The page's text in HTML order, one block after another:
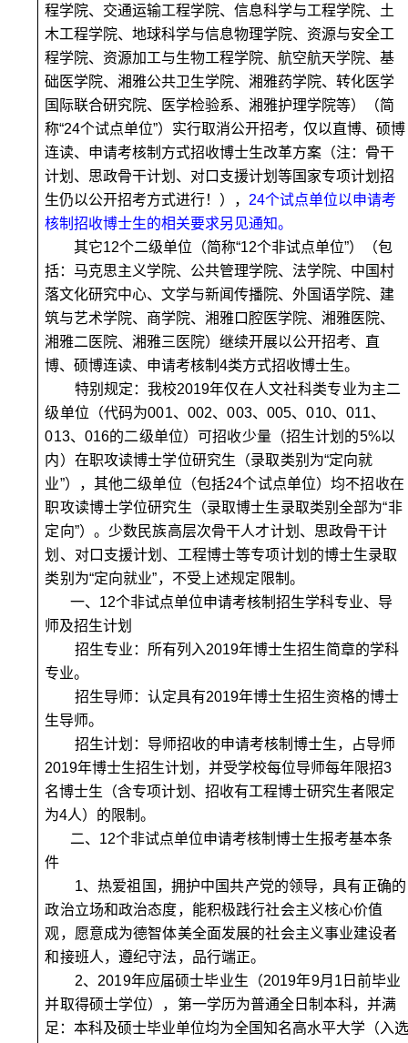
程学院、交通运输工程学院、信息科学与工程学院、土
木工程学院、地球科学与信息物理学院、资源与安全工
程学院、资源加工与生物工程学院、航空航天学院、基
础医学院、湘雅公共卫生学院、湘雅药学院、转化医学
国际联合研究院、医学检验系、湘雅护理学院等）（简
称“24个试点单位”）实行取消公开招考，仅以直博、硕博
连读、申请考核制方式招收博士生改革方案（注：骨干
计划、思政骨干计划、对口支援计划等国家专项计划招
生仍以公开招考方式进行！）， 24个试点单位以申请考
核制招收博士生的相关要求另见通知。
其它12个二级单位（简称“12个非试点单位”）（包
括：马克思主义学院、公共管理学院、法学院、中国村
落文化研究中心、文学与新闻传播院、外国语学院、建
筑与艺术学院、商学院、湘雅口腔医学院、湘雅医院、
湘雅二医院、湘雅三医院）继续开展以公开招考、直
博、硕博连读、申请考核制4类方式招收博士生。
特别规定： 我校2019年仅在人文社科类专业为主二
级单位 （代码为001、002、003、005、010、011、
013、016的二级单位）可招收少量（招生计划的5%以
内）在职攻读博士学位研究生（录取类别为“定向就
业”）， 其他二级单位 （包括24个试点单位）均不招收在
职攻读博士学位研究生（录取博士生录取类别全部为“非
定向”）。少数民族高层次骨干人才计划、思政骨干计
划、对口支援计划、工程博士等专项计划的博士生录取
类别为“定向就业”，不受上述规定限制。
一、12个非试点单位申请考核制招生学科专业、导
师及招生计划
招生专业： 所有列入2019年博士生招生简章的学科
专业。
招生导师： 认定具有2019年博士生招生资格的博士
生导师。
招生计划： 导师招收的申请考核制博士生，占导师
2019年博士生招生计划，并受学校每位导师每年限招3
名博士生（含专项计划、招收有工程博士研究生者限定
为4人）的限制。
二、12个非试点单位申请考核制博士生报考基本条
件
1、热爱祖国，拥护中国共产党的领导，具有正确的
政治立场和政治态度，能积极践行社会主义核心价值
观，愿意成为德智体美全面发展的社会主义事业建设者
和接班人，遵纪守法，品行端正。
2、 2019年应届硕士毕业生 （2019年9月1日前毕业
并取得硕士学位）， 第一学历为普通全日制本科，并满
足：本科及硕士毕业单位均为全国知名高水平大学（ 入